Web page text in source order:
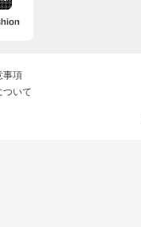
事項
ついて